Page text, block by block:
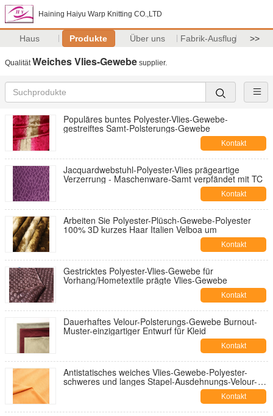
Haining Haiyu Warp Knitting CO.,LTD
Haus Produkte Über uns Fabrik-Ausflug >>
QualitätWeiches Vlies-Gewebe supplier.
Populäres buntes Polyester-Vlies-Gewebe-
gestreiftes Samt-Polsterungs-Gewebe
Kontakt
Jacquardwebstuhl-Polyester-Vlies prägeartige
Verzerrung - Maschenware-Samt verpfändet mit TC
Kontakt
Arbeiten Sie Polyester-Plüsch-Gewebe-Polyester
100% 3D kurzes Haar Italien Velboa um
Kontakt
Gestricktes Polyester-Vlies-Gewebe für
Vorhang/Hometextile prägte Vlies-Gewebe
Kontakt
Dauerhaftes Velour-Polsterungs-Gewebe Burnout-
Muster-einzigartiger Entwurf für Kleid
Kontakt
Antistatisches weiches Vlies-Gewebe-Polyester-
schweres und langes Stapel-Ausdehnungs-Velour-
Kontakt